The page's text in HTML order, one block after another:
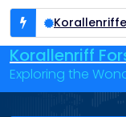
Skip
content
Korallenriffe in
Korallenriff
Exploring the